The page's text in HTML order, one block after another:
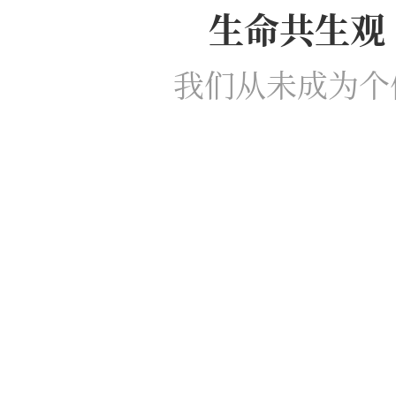
生命共生观
我们从未成为